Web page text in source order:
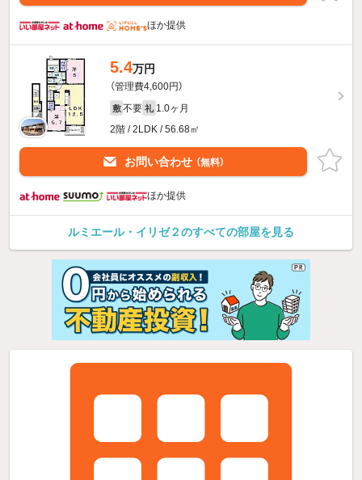
ほか提供
5.4万円
（管理費4,600円）
敷 不要 礼 1.0ヶ月
2階 / 2LDK / 56.68㎡
お問い合わせ （無料）
ほか提供
ルミエール・イリゼ２のすべての部屋を見る